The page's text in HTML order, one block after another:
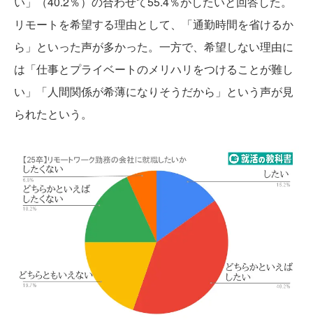
リモートを希望する理由として、「通勤時間を省けるか
ら」といった声が多かった。一方で、希望しない理由に
は「仕事とプライベートのメリハリをつけることが難し
い」「人間関係が希薄になりそうだから」という声が見
られたという。